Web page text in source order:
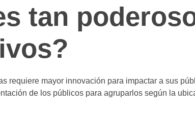
tan
mayor innovación para impactar a sus
de los públicos para agruparlos según la